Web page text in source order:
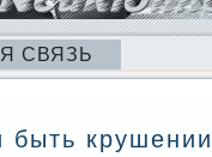
СВЯЗЬ
быть крушении